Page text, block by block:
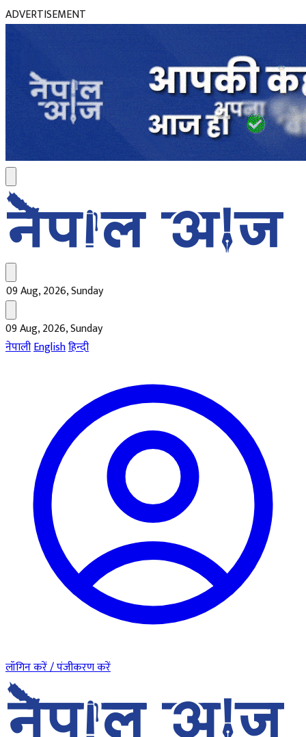
ADVERTISEMENT
09 Aug, 2026, Sunday
09 Aug, 2026, Sunday
नेपालीEnglishहिन्दी
लॉगिन करें / पंजीकरण करें